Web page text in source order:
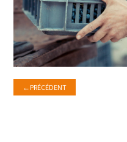
← PRÉCÉDENT